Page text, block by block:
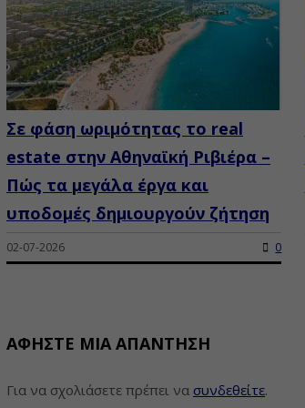
Σε φάση ωριμότητας το real
estate στην Αθηναϊκή Ριβιέρα –
Πώς τα μεγάλα έργα και
υποδομές δημιουργούν ζήτηση
02-07-2026 0
ΑΦΉΣΤΕ ΜΙΑ ΑΠΆΝΤΗΣΗ
Για να σχολιάσετε πρέπει να συνδεθείτε.